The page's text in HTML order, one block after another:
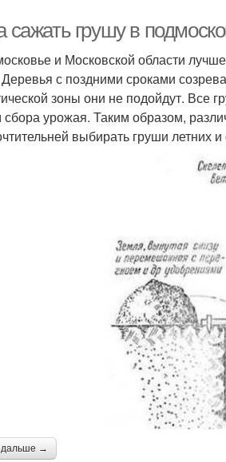
сажать грушу в
и Московской области
с поздними сроками
зоны они не подойдут. Все
сбора урожая. Таким образом,
выбирать груши летних
дальше →